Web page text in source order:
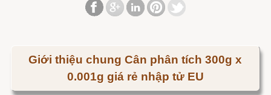
Giới thiệu chung Cân phân tích 300g x
0.001g giá rẻ nhập tử EU